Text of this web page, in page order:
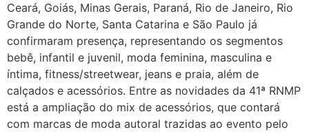
Ceará, Goiás, Minas Gerais, Paraná, Rio de Janeiro, Rio
Grande do Norte, Santa Catarina e São Paulo já
confirmaram presença, representando os segmentos
bebê, infantil e juvenil, moda feminina, masculina e
íntima, fitness/streetwear, jeans e praia, além de
calçados e acessórios. Entre as novidades da 41ª RNMP
está a ampliação do mix de acessórios, que contará
com marcas de moda autoral trazidas ao evento pelo